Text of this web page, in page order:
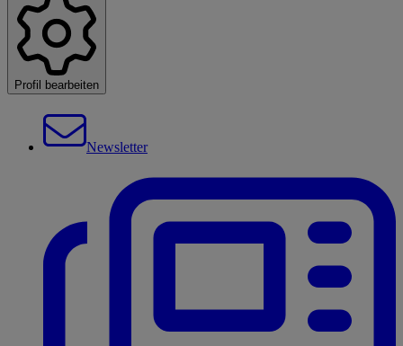
Profil bearbeiten
Newsletter